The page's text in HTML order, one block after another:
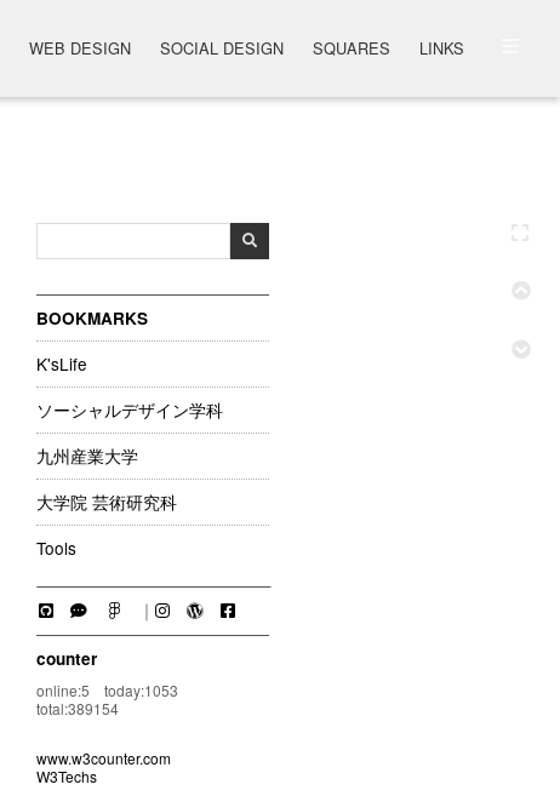
WEB DESIGN SOCIAL DESIGN SQUARES LINKS
BOOKMARKS
K'sLife
ソーシャルデザイン学科
九州産業大学
大学院 芸術研究科
Tools
｜
counter
online:5 today:1053
total:389154
www.w3counter.com
W3Techs